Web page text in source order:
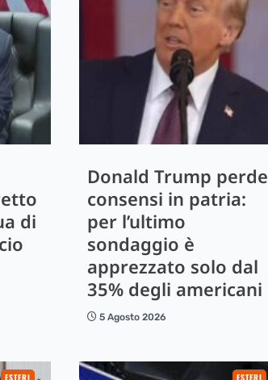
di
Donald Trump perde
consensi in patria:
per l’ultimo
sondaggio è
apprezzato solo dal
35% degli americani
5 Agosto 2026
ESTERI ESTERI